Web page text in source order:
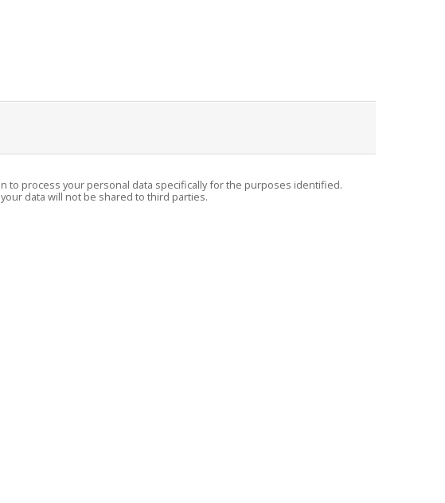
to process your personal data specifically for the purposes identified.
data will not be shared to third parties.